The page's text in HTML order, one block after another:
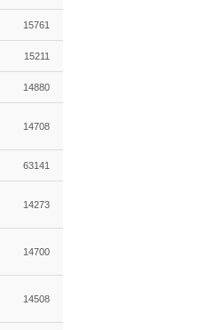
15761
15211
14880
14708
63141
14273
14700
14508